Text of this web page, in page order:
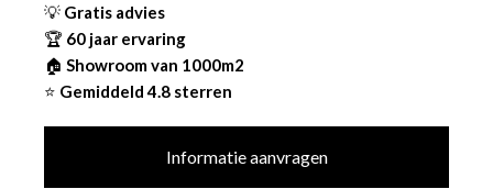
💡 Gratis advies
🏆 60 jaar ervaring
🏠 Showroom van 1000m2
⭐ Gemiddeld 4.8 sterren
Informatie aanvragen